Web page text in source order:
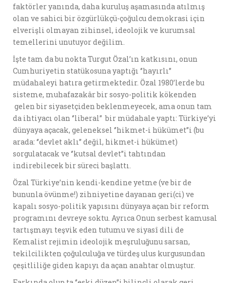
faktörler yanında, daha kuruluş aşamasında atılmış
olan ve sahici bir özgürlükçü-çoğulcu demokrasi için
elverişli olmayan zihinsel, ideolojik ve kurumsal
temellerini unutuyor değilim.
İşte tam da bu nokta Turgut Özal’ın katkısını, onun
Cumhuriyetin statükosuna yaptığı ‘’hayırlı’’
müdahaleyi hatıra getirmektedir. Özal 1980’lerde bu
sisteme, muhafazakâr bir sosyo-politik kökenden
gelen bir siyasetçiden beklenmeyecek, ama onun tam
da ihtiyacı olan ‘’liberal’’ bir müdahale yaptı: Türkiye’yi
dünyaya açacak, geleneksel ‘’hikmet-i hükümet’’i (bu
arada: ‘’devlet aklı’’ değil, hikmet-i hükümet)
sorgulatacak ve ‘’kutsal devlet’’i tahtından
indirebilecek bir süreci başlattı.
Özal Türkiye’nin kendi-kendine yetme (ve bir de
bununla övünme!) zihniyetine dayanan geri(ci) ve
kapalı sosyo-politik yapısını dünyaya açan bir reform
programını devreye soktu. Ayrıca Onun serbest kamusal
tartışmayı teşvik eden tutumu ve siyasî dili de
Kemalist rejimin ideolojik meşruluğunu sarsan,
tekilcilikten çoğulculuğa ve türdeş ulus kurgusundan
çeşitliliğe giden kapıyı da açan anahtar olmuştur.